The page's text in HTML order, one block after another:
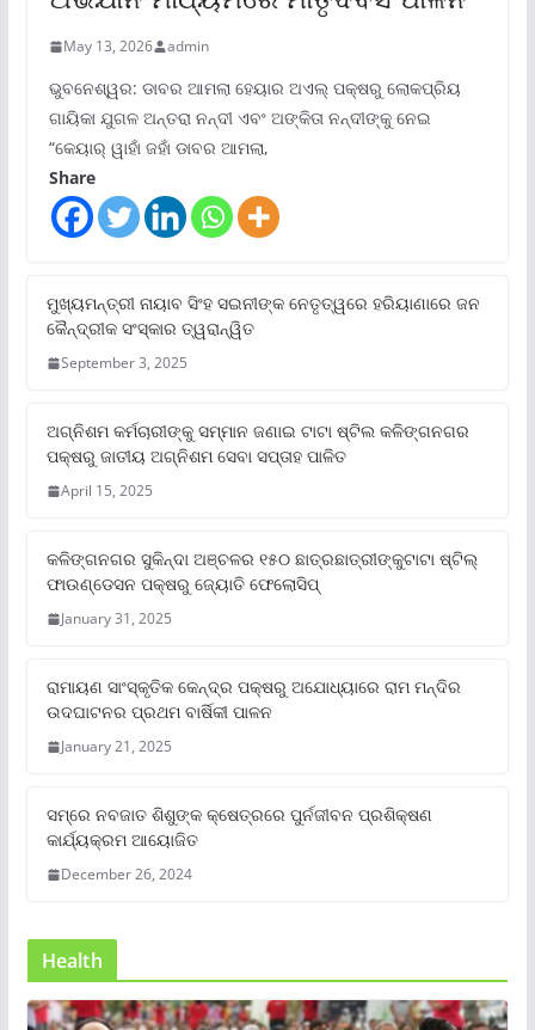
May 13, 2026 admin
ଭୁବନେଶ୍ୱର: ଡାବର ଆମଲା ହେୟାର ଅଏଲ୍ ପକ୍ଷରୁ ଲୋକପ୍ରିୟ
ଗାୟିକା ଯୁଗଳ ଅନ୍ତରା ନନ୍ଦୀ ଏବଂ ଅଙ୍କିତା ନନ୍ଦୀଙ୍କୁ ନେଇ
“କେୟାର୍ ୱାହାଁ ଜହାଁ ଡାବର ଆମଲା,
Share
ମୁଖ୍ୟମନ୍ତ୍ରୀ ନାୟାବ ସିଂହ ସଇନୀଙ୍କ ନେତୃତ୍ୱରେ ହରିୟାଣାରେ ଜନ
କୈନ୍ଦ୍ରୀକ ସଂସ୍କାର ତ୍ୱରାନ୍ୱିତ
September 3, 2025
ଅଗ୍ନିଶମ କର୍ମଚାରୀଙ୍କୁ ସମ୍ମାନ ଜଣାଇ ଟାଟା ଷ୍ଟିଲ କଳିଙ୍ଗନଗର
ପକ୍ଷରୁ ଜାତୀୟ ଅଗ୍ନିଶମ ସେବା ସପ୍ତାହ ପାଳିତ
April 15, 2025
କଳିଙ୍ଗନଗର ସୁକିନ୍ଦା ଅଞ୍ଚଳର ୧୫୦ ଛାତ୍ରଛାତ୍ରୀଙ୍କୁଟାଟା ଷ୍ଟିଲ୍
ଫାଉଣ୍ଡେସନ ପକ୍ଷରୁ ଜ୍ୟୋତି ଫେଲୋସିପ୍‌
January 31, 2025
ରାମାୟଣ ସାଂସ୍କୃତିକ କେନ୍ଦ୍ର ପକ୍ଷରୁ ଅଯୋଧ୍ୟାରେ ରାମ ମନ୍ଦିର
ଉଦଘାଟନର ପ୍ରଥମ ବାର୍ଷିକୀ ପାଳନ
January 21, 2025
ସମ୍‌ରେ ନବଜାତ ଶିଶୁଙ୍କ କ୍ଷେତ୍ରରେ ପୁର୍ନଜୀବନ ପ୍ରଶିକ୍ଷଣ
କାର୍ଯ୍ୟକ୍ରମ ଆୟୋଜିତ
December 26, 2024
Health